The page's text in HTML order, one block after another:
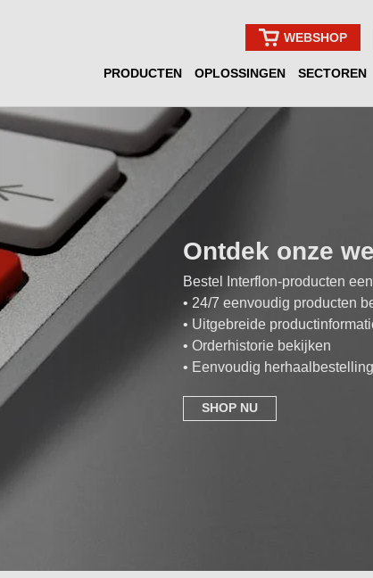
WEBSHOP
PRODUCTEN OPLOSSINGEN SECTOREN
Ontdek onze
Bestel Interflon-producten
• 24/7 eenvoudig producten
• Uitgebreide
• Orderhistorie bekijken
• Eenvoudig
SHOP NU